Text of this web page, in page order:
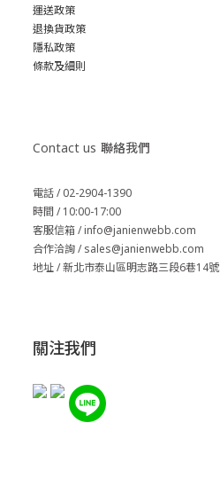
運送政策
退換貨政策
隱私政策
條款及細則
Contact us 聯絡我們
電話 / 02-2904-1390
時間 / 10:00-17:00
客服信箱 / info@janienwebb.com
合作洽詢 / sales@janienwebb.com
地址 / 新北市泰山區明志路三段6巷14號
關注我們